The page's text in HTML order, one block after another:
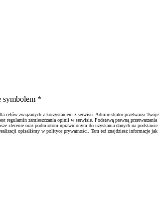
symbolem *
celów związanych z korzystaniem z serwisu. Administrator przetwarza Twoje
regulamin zamieszczania opinii w serwisie. Podstawą prawną przetwarzania
zlecenie oraz podmiotom uprawnionym do uzyskania danych na podstawie
opisaliśmy w polityce prywatności. Tam też znajdziesz informacje jak